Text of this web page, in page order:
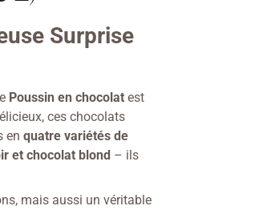
Surprise
Poussin en chocolat est
ces chocolats
en quatre variétés de
et chocolat blond – ils
mais aussi un véritable